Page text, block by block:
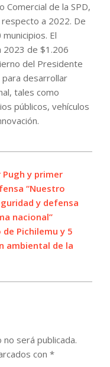
de la SPD,
a 2022. De
El
2023 de $1.206
del Presidente
desarrollar
tales como
públicos, vehículos
Pugh y primer
“Nuestro
y defensa
nacional”
de Pichilemu y 5
ambiental de la
será publicada.
con *